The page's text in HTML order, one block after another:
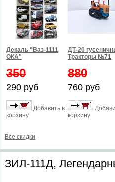
Декаль "Ваз-1111
ОКА"
350
290 руб
Добавить в
корзину
ДТ-20
Тракторы №71
880
760 руб
корзину
Все скидки
ЗИЛ-111Д,